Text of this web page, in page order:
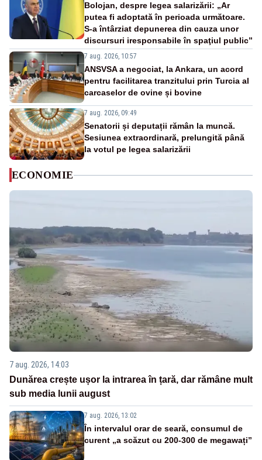
Bolojan, despre legea salarizării: „Ar
putea fi adoptată în perioada următoare.
S-a întârziat depunerea din cauza unor
discursuri iresponsabile în spaţiul public”
7 aug. 2026, 10:57
ANSVSA a negociat, la Ankara, un acord
pentru facilitarea tranzitului prin Turcia al
carcaselor de ovine și bovine
7 aug. 2026, 09:49
Senatorii și deputații rămân la muncă.
Sesiunea extraordinară, prelungită până
la votul pe legea salarizării
ECONOMIE
7 aug. 2026, 14:03
Dunărea crește ușor la intrarea în țară, dar rămâne mult
sub media lunii august
7 aug. 2026, 13:02
În intervalul orar de seară, consumul de
curent „a scăzut cu 200-300 de megawați”